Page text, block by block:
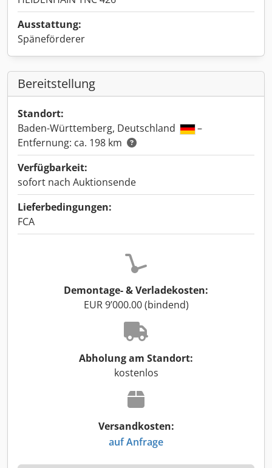
Ausstattung:
Späneförderer
Bereitstellung
Standort:
Baden-Württemberg, Deutschland
–
Entfernung: ca. 198 km
Verfügbarkeit:
sofort nach Auktionsende
Lieferbedingungen:
FCA
Demontage- & Verladekosten:
EUR 9’000.00 (bindend)
Abholung am Standort:
kostenlos
Versandkosten:
auf Anfrage